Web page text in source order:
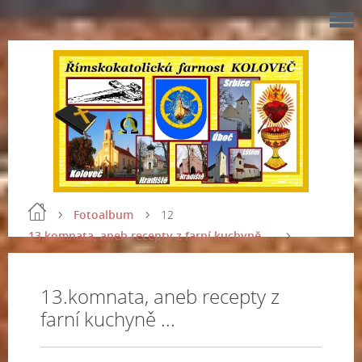
Fotoalbum
13.komnata, aneb recepty z farní kuchyně ...
12
13.komnata, aneb recepty z
farní kuchyně ...